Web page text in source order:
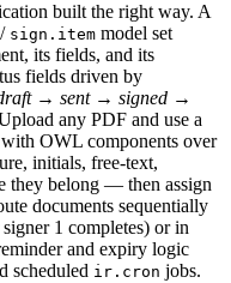
built the right way. A
/ sign.item model set
its fields, and its
fields driven by
→ sent → signed →
any PDF and use a
OWL components over
initials, free-text,
they belong — then assign
documents sequentially
1 completes) or in
and expiry logic
scheduled ir.cron jobs.